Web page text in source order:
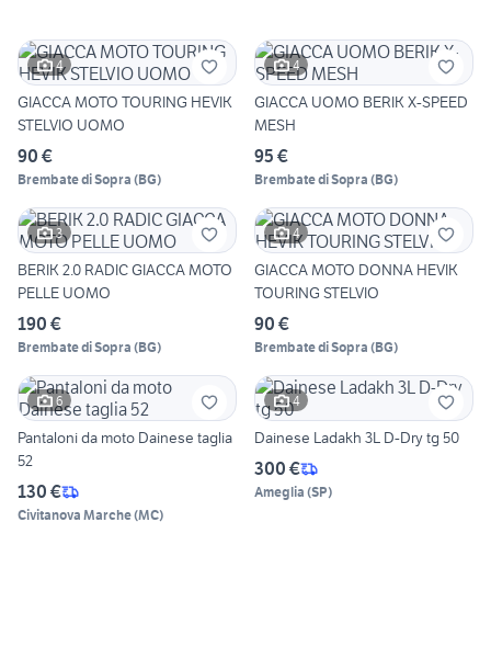
4
GIACCA MOTO TOURING HEVIK
STELVIO UOMO
90 €
Brembate di Sopra (BG)
4
GIACCA UOMO BERIK X-SPEED
MESH
95 €
Brembate di Sopra (BG)
3
BERIK 2.0 RADIC GIACCA MOTO
PELLE UOMO
190 €
Brembate di Sopra (BG)
4
GIACCA MOTO DONNA HEVIK
TOURING STELVIO
90 €
Brembate di Sopra (BG)
6
Pantaloni da moto Dainese taglia
52
130 €
Civitanova Marche(MC)
4
Dainese Ladakh 3L D-Dry tg 50
300 €
Ameglia (SP)